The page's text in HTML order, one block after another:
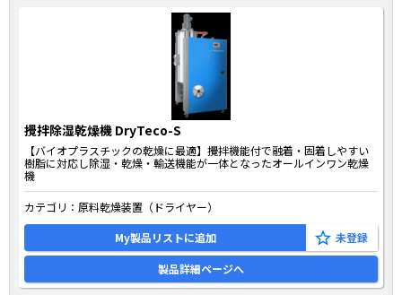
攪拌除湿乾燥機 DryTeco-S
【バイオプラスチックの乾燥に最適】攪拌機能付で融着・固着しやすい
樹脂に対応し除湿・乾燥・輸送機能が一体となったオールインワン乾燥
機
カテゴリ： 原料乾燥装置（ドライヤー）
My製品リストに追加
製品詳細ページへ